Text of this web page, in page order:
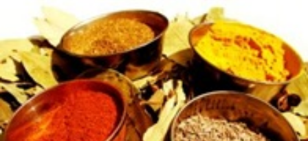
ェ
ッ
ル
メ
旅
行・
こ